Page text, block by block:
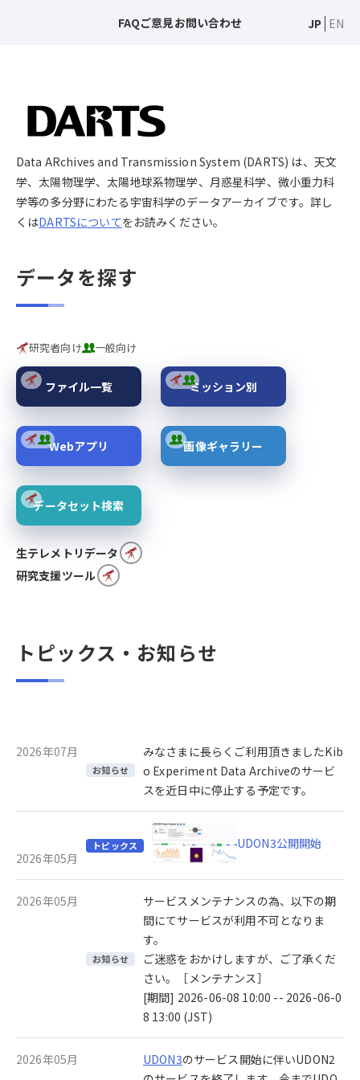
FAQご意見お問い合わせ JP EN
Data ARchives and Transmission System (DARTS) は、天文
学、太陽物理学、太陽地球系物理学、月惑星科学、微小重力科
学等の多分野にわたる宇宙科学のデータアーカイブです。詳し
くはDARTSについてをお読みください。
データを探す
研究者向け 一般向け
ファイル一覧 ミッション別
Webアプリ 画像ギャラリー
データセット検索
生テレメトリデータ
研究支援ツール
トピックス・お知らせ
2026年07月
お知らせ
みなさまに長らくご利用頂きましたKib
o Experiment Data Archiveのサービ
スを近日中に停止する予定です。
2026年05月
トピックス UDON3公開開始
2026年05月
お知らせ
サービスメンテナンスの為、以下の期
間にてサービスが利用不可となりま
す。
ご迷惑をおかけしますが、ご了承くだ
さい。［メンテナンス］
[期間] 2026-06-08 10:00 -- 2026-06-0
8 13:00 (JST)
2026年05月 UDON3のサービス開始に伴いUDON2